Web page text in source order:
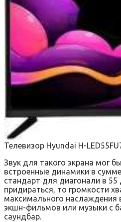
Телевизор Hyundai H-
Звук для такого экрана мог
встроенные динамики в
стандарт для диагонали в
придираться, то громкости
максимального наслаждения
экшн-фильмов или музыки с
саундбар.